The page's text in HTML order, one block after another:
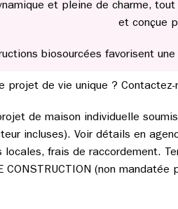
et pleine de charme,
et conçue
biosourcées favorisent
projet de vie unique ?
de maison individuelle
incluses). Voir détails en
frais de raccordement.
CONSTRUCTION (non